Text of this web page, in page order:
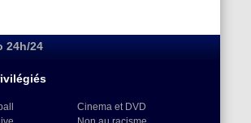
24h/24
Cinema et DVD